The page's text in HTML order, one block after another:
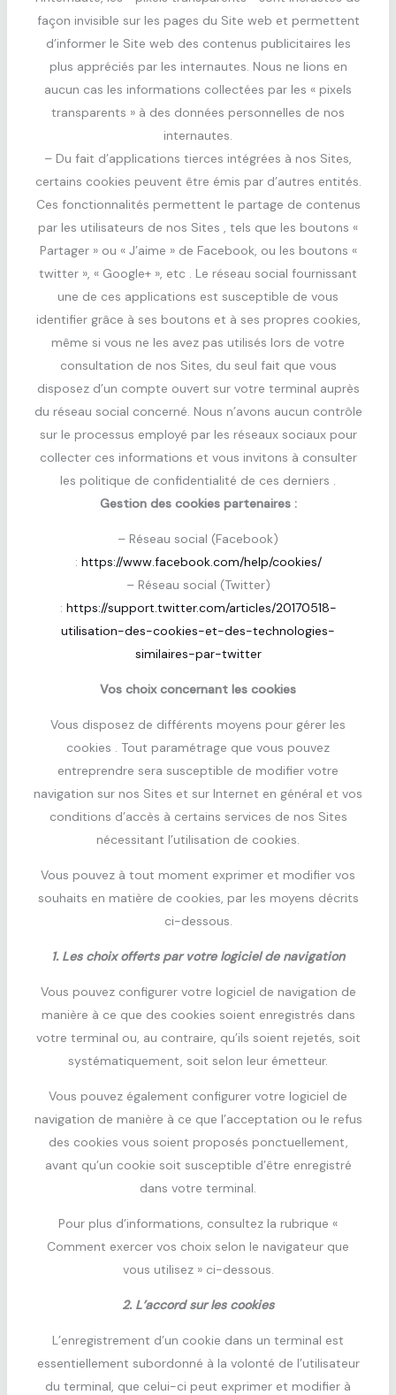
façon invisible sur les pages du Site web et permettent
d’informer le Site web des contenus publicitaires les
plus appréciés par les internautes. Nous ne lions en
aucun cas les informations collectées par les « pixels
transparents » à des données personnelles de nos
internautes.
– Du fait d’applications tierces intégrées à nos Sites,
certains cookies peuvent être émis par d’autres entités.
Ces fonctionnalités permettent le partage de contenus
par les utilisateurs de nos Sites , tels que les boutons «
Partager » ou « J’aime » de Facebook, ou les boutons «
twitter », « Google+ », etc . Le réseau social fournissant
une de ces applications est susceptible de vous
identifier grâce à ses boutons et à ses propres cookies,
même si vous ne les avez pas utilisés lors de votre
consultation de nos Sites, du seul fait que vous
disposez d’un compte ouvert sur votre terminal auprès
du réseau social concerné. Nous n’avons aucun contrôle
sur le processus employé par les réseaux sociaux pour
collecter ces informations et vous invitons à consulter
les politique de confidentialité de ces derniers .
Gestion des cookies partenaires :
– Réseau social (Facebook)
: https://www.facebook.com/help/cookies/
– Réseau social (Twitter)
: https://support.twitter.com/articles/20170518-
utilisation-des-cookies-et-des-technologies-
similaires-par-twitter
Vos choix concernant les cookies
Vous disposez de différents moyens pour gérer les
cookies . Tout paramétrage que vous pouvez
entreprendre sera susceptible de modifier votre
navigation sur nos Sites et sur Internet en général et vos
conditions d’accès à certains services de nos Sites
nécessitant l’utilisation de cookies.
Vous pouvez à tout moment exprimer et modifier vos
souhaits en matière de cookies, par les moyens décrits
ci-dessous.
1. Les choix offerts par votre logiciel de navigation
Vous pouvez configurer votre logiciel de navigation de
manière à ce que des cookies soient enregistrés dans
votre terminal ou, au contraire, qu’ils soient rejetés, soit
systématiquement, soit selon leur émetteur.
Vous pouvez également configurer votre logiciel de
navigation de manière à ce que l’acceptation ou le refus
des cookies vous soient proposés ponctuellement,
avant qu’un cookie soit susceptible d’être enregistré
dans votre terminal.
Pour plus d’informations, consultez la rubrique «
Comment exercer vos choix selon le navigateur que
vous utilisez » ci-dessous.
2. L’accord sur les cookies
L’enregistrement d’un cookie dans un terminal est
essentiellement subordonné à la volonté de l’utilisateur
du terminal, que celui-ci peut exprimer et modifier à